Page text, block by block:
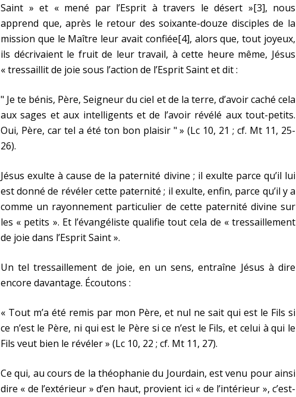
Saint » et « mené par l’Esprit à travers le désert »[3], nous
apprend que, après le retour des soixante-douze disciples de la
mission que le Maître leur avait confiée[4], alors que, tout joyeux,
ils décrivaient le fruit de leur travail, à cette heure même, Jésus
« tressaillit de joie sous l’action de l’Esprit Saint et dit :
" Je te bénis, Père, Seigneur du ciel et de la terre, d’avoir caché cela
aux sages et aux intelligents et de l’avoir révélé aux tout-petits.
Oui, Père, car tel a été ton bon plaisir " » (Lc 10, 21 ; cf. Mt 11, 25-
26).
Jésus exulte à cause de la paternité divine ; il exulte parce qu’il lui
est donné de révéler cette paternité ; il exulte, enfin, parce qu’il y a
comme un rayonnement particulier de cette paternité divine sur
les « petits ». Et l’évangéliste qualifie tout cela de « tressaillement
de joie dans l’Esprit Saint ».
Un tel tressaillement de joie, en un sens, entraîne Jésus à dire
encore davantage. Écoutons :
« Tout m’a été remis par mon Père, et nul ne sait qui est le Fils si
ce n’est le Père, ni qui est le Père si ce n’est le Fils, et celui à qui le
Fils veut bien le révéler » (Lc 10, 22 ; cf. Mt 11, 27).
Ce qui, au cours de la théophanie du Jourdain, est venu pour ainsi
dire « de l’extérieur » d’en haut, provient ici « de l’intérieur », c’est-